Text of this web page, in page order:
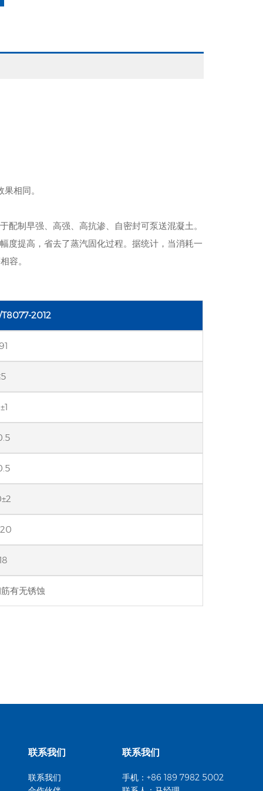
相同。
制早强、高强、高抗渗、自密封可泵送混凝土。
度提高，省去了蒸汽固化过程。据统计，当消耗一
容。
2012
有无锈蚀
联系我们
联系我们
联系我们
手机：+86 189 7982 5002